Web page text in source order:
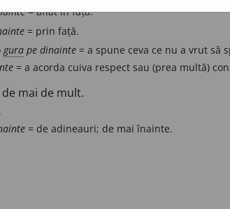
= aflat în față.
= prin față.
gura pe dinainte = a spune ceva ce nu a vrut să
= a acorda cuiva respect sau (prea multă)
mai de mult.
= de adineauri; de mai înainte.